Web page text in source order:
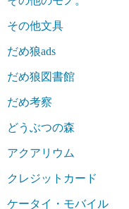
その他文具
だめ狼ads
だめ狼図書館
だめ考察
どうぶつの森
アクアリウム
クレジットカード
ケータイ・モバイル